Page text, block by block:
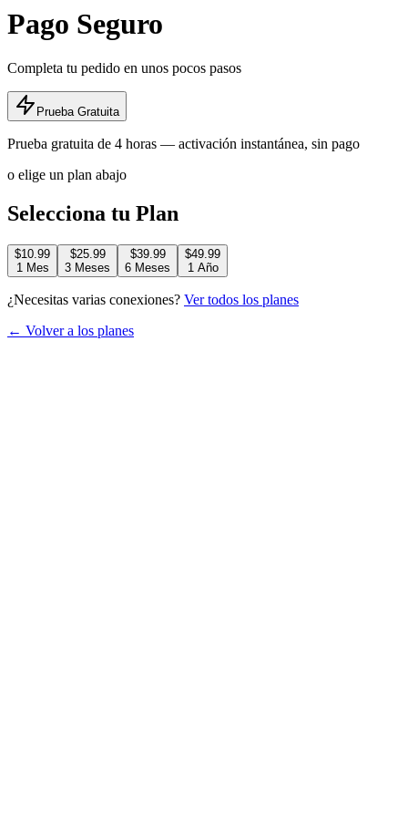
Pago Seguro
Completa tu pedido en unos pocos pasos
Prueba Gratuita
Prueba gratuita de 4 horas — activación instantánea, sin pago
o elige un plan abajo
Selecciona tu Plan
$10.99
1 Mes
$25.99
3 Meses
$39.99
6 Meses
$49.99
1 Año
¿Necesitas varias conexiones? Ver todos los planes
← Volver a los planes